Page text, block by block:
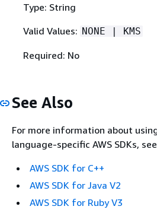
Type: String
Valid Values: NONE | KMS
Required: No
See Also
For more information about
language-specific AWS SDKs,
AWS SDK for C++
AWS SDK for Java V2
AWS SDK for Ruby V3